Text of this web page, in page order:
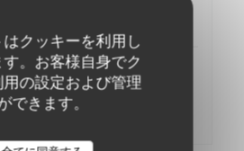
クッキーを利用し
。お客様自身でク
用の設定および管理
できます。
voor een eerlijke prijs. Water
2-persoons tafeltjes zijn wat
ook niet veel ruimte.